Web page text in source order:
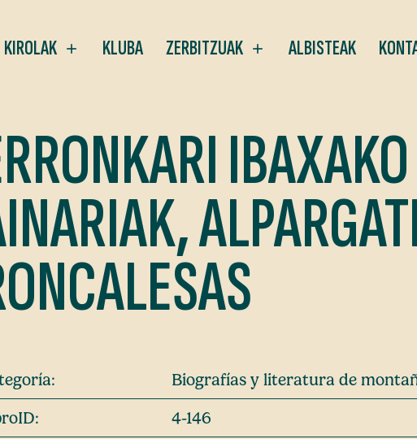
KIROLAK KLUBA ZERBITZUAK ALBISTEAK
IBAXAKO
Biografías y literatura de
4-146